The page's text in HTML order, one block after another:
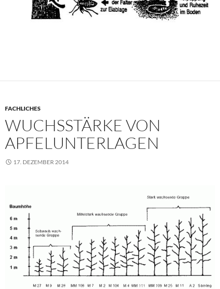
FACHLICHES
WUCHSSTÄRKE VON
APFELUNTERLAGEN
17. DEZEMBER 2014